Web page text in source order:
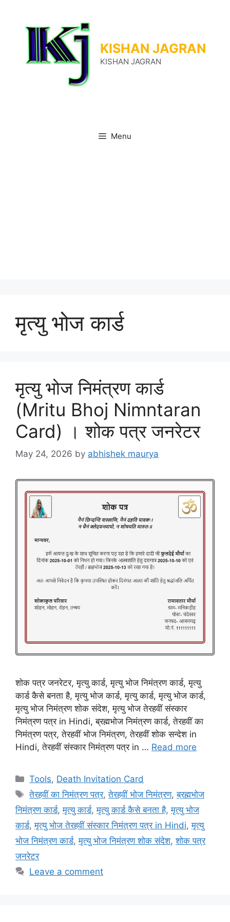
content
KISHAN JAGRAN
KISHAN JAGRAN
Menu
मृत्यु भोज कार्ड
मृत्यु भोज निमंत्रण कार्ड
(Mritu Bhoj Nimntaran
Card) । शोक पत्र जनरेटर
May 24, 2026 by abhishek maurya
शोक पत्र जनरेटर, मृत्यु कार्ड, मृत्यु भोज निमंत्रण कार्ड, मृत्यु
कार्ड कैसे बनता है, मृत्यु भोज कार्ड, मृत्यु कार्ड, मृत्यु भोज कार्ड,
मृत्यु भोज निमंत्रण शोक संदेश, मृत्यु भोज तेरहवीं संस्कार
निमंत्रण पत्र in Hindi, ब्रह्मभोज निमंत्रण कार्ड, तेरहवीं का
निमंत्रण पत्र, तेरहवीं भोज निमंत्रण, तेरहवीं शोक सन्देश in
Hindi, तेरहवीं संस्कार निमंत्रण पत्र in … Read more
Categories
Tools, Death Invitation Card
Tags
तेरहवीं का निमंत्रण पत्र,तेरहवीं भोज निमंत्रण,ब्रह्मभोज
निमंत्रण कार्ड,मृत्यु कार्ड,मृत्यु कार्ड कैसे बनता है,मृत्यु भोज
कार्ड,मृत्यु भोज तेरहवीं संस्कार निमंत्रण पत्र in Hindi,मृत्यु
भोज निमंत्रण कार्ड,मृत्यु भोज निमंत्रण शोक संदेश,शोक पत्र
जनरेटर
Leave a comment